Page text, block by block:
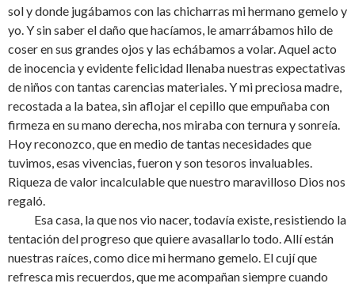
sol y donde jugábamos con las chicharras mi hermano gemelo y
yo. Y sin saber el daño que hacíamos, le amarrábamos hilo de
coser en sus grandes ojos y las echábamos a volar. Aquel acto
de inocencia y evidente felicidad llenaba nuestras expectativas
de niños con tantas carencias materiales. Y mi preciosa madre,
recostada a la batea, sin aflojar el cepillo que empuñaba con
firmeza en su mano derecha, nos miraba con ternura y sonreía.
Hoy reconozco, que en medio de tantas necesidades que
tuvimos, esas vivencias, fueron y son tesoros invaluables.
Riqueza de valor incalculable que nuestro maravilloso Dios nos
regaló.
Esa casa, la que nos vio nacer, todavía existe, resistiendo la
tentación del progreso que quiere avasallarlo todo. Allí están
nuestras raíces, como dice mi hermano gemelo. El cují que
refresca mis recuerdos, que me acompañan siempre cuando